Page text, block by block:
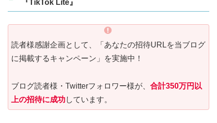
『TikTok Lite』
読者様感謝企画として、「あなたの招待URLを当ブログ
に掲載するキャンペーン」を実施中！
ブログ読者様・Twitterフォロワー様が、 合計350万円以
上の招待に成功しています。